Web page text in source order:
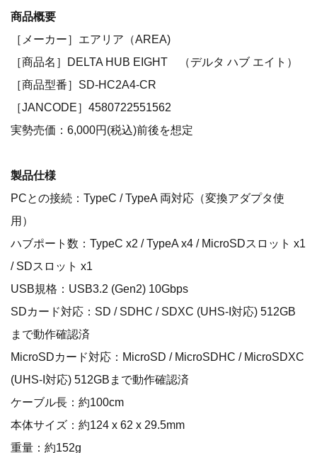
商品概要
［メーカー］エアリア（AREA)
［商品名］DELTA HUB EIGHT （デルタ ハブ エイト）
［商品型番］SD-HC2A4-CR
［JANCODE］4580722551562
実勢売価：6,000円(税込)前後を想定
製品仕様
PCとの接続：TypeC / TypeA 両対応（変換アダプタ使
用）
ハブポート数：TypeC x2 / TypeA x4 / MicroSDスロット x1
/ SDスロット x1
USB規格：USB3.2 (Gen2) 10Gbps
SDカード対応：SD / SDHC / SDXC (UHS-I対応) 512GB
まで動作確認済
MicroSDカード対応：MicroSD / MicroSDHC / MicroSDXC
(UHS-I対応) 512GBまで動作確認済
ケーブル長：約100cm
本体サイズ：約124 x 62 x 29.5mm
重量：約152g